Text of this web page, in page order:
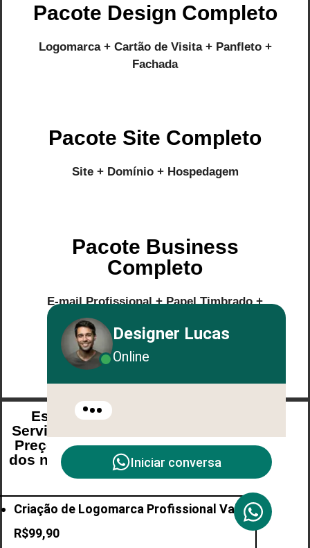
Pacote Design Completo
Logomarca + Cartão de Visita + Panfleto +
Fachada
Pacote Site Completo
Site + Domínio + Hospedagem
Pacote Business
Completo
E-mail Profissional + Papel Timbrado +
Esses são alguns dos
Serviços que Fazemos e os
Preços Promocionais.Qual
dos nossos Serviços deseja
Fazer?
Criação de Logomarca Profissional Valor:
R$99,90
Designer Lucas
Online
Iniciar conversa